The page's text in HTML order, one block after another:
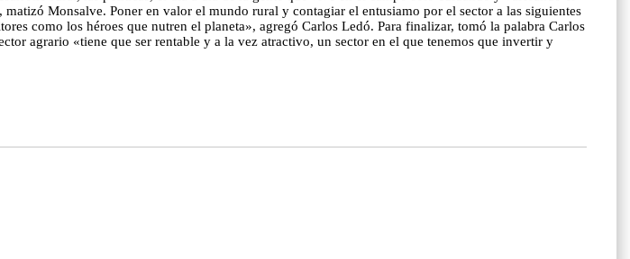
Monsalve. Poner en valor el mundo rural y contagiar el entusiamo por el sector a las siguientes
como los héroes que nutren el planeta», agregó Carlos Ledó. Para finalizar, tomó la palabra Carlos
agrario «tiene que ser rentable y a la vez atractivo, un sector en el que tenemos que invertir y